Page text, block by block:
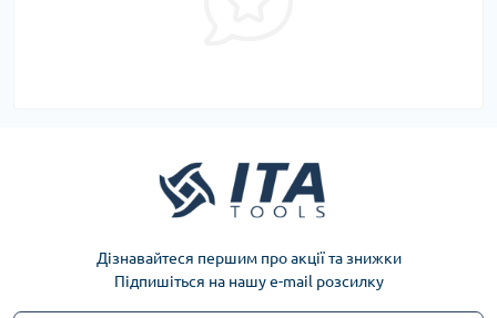
Дізнавайтеся першим про акції та знижки
Підпишіться на нашу e-mail розсилку